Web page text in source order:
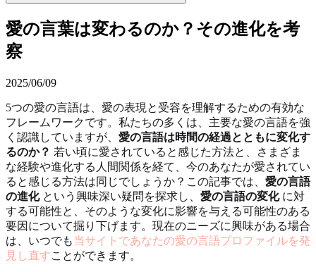
愛の言葉は変わるのか？その進化を考
察
2025/06/09
5つの愛の言語は、愛の表現と受容を理解するための有効な
フレームワークです。私たちの多くは、主要な愛の言語を強
く認識していますが、 愛の言語は時間の経過とともに変化す
るのか？ 若い頃に愛されていると感じた方法と、さまざま
な経験や進化する人間関係を経て、今のあなたが愛されてい
ると感じる方法は同じでしょうか？この記事では、 愛の言語
の進化という興味深い疑問を探求し、 愛の言語の変化に対
する可能性と、そのような変化に影響を与える可能性のある
要因について掘り下げます。現在のニーズに興味がある場合
は、いつでも当サイトであなたの愛の言語プロファイルを発
見し直すことができます。